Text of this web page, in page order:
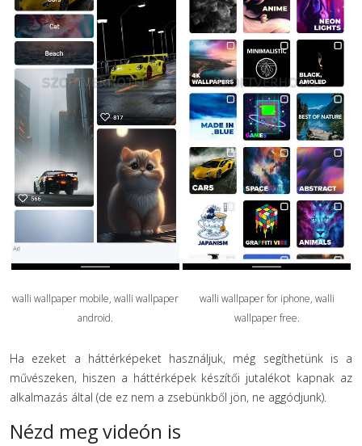
walli wallpaper mobile, walli wallpaper
android.
walli wallpaper for iphone, walli
wallpaper free.
Ha ezeket a háttérképeket használjuk, még segíthetünk is a
művészeken, hiszen a háttérképek készítői jutalékot kapnak az
alkalmazás által (de ez nem a zsebünkből jön, ne aggódjunk).
Nézd meg videón is